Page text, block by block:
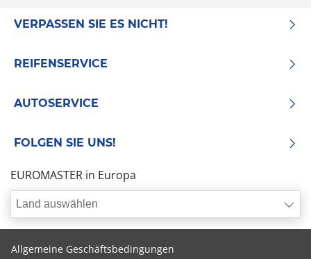
VERPASSEN SIE ES NICHT!
REIFENSERVICE
AUTOSERVICE
FOLGEN SIE UNS!
EUROMASTER in Europa
Land auswählen
Allgemeine Geschäftsbedingungen